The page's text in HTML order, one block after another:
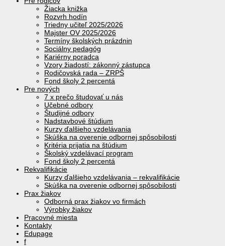
Žiacka knižka
Rozvrh hodín
Triedny učiteľ 2025/2026
Majster OV 2025/2026
Termíny školských prázdnin
Sociálny pedagóg
Kariérny poradca
Vzory žiadostí: zákonný zástupca
Rodičovská rada – ZRPŠ
Fond školy 2 percentá
Pre nových
7 x prečo študovať u nás
Učebné odbory
Študijné odbory
Nadstavbové štúdium
Kurzy ďalšieho vzdelávania
Skúška na overenie odbornej spôsobilosti
Kritéria prijatia na štúdium
Školský vzdelávací program
Fond školy 2 percentá
Rekvalifikácie
Kurzy ďalšieho vzdelávania – rekvalifikácie
Skúška na overenie odbornej spôsobilosti
Prax žiakov
Odborná prax žiakov vo firmách
Výrobky žiakov
Pracovné miesta
Kontakty
Edupage
f